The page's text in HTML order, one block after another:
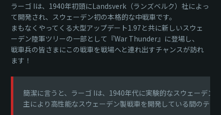
ラーゴ Iは、1940年初頭にLandsverk（ランズベルク）社によっ
て開発され、スウェーデン初の本格的な中戦車です。
まもなくやってくる大型アップデート1.97と共に新しいスウェ
ーデン陸軍ツリーの一部として『War Thunder』に登場し、
戦車兵の皆さまにこの戦車を戦場へと連れ出すチャンスが訪れ
ます！
簡潔に言うと、ラーゴ Iは、1940年代に実験的なスウェーデン
主により高性能なスウェーデン製戦車を開発している間のテス